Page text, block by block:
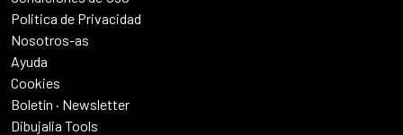
Politica de Privacidad
Nosotros-as
Ayuda
Cookies
Boletín · Newsletter
Dibujalia Tools